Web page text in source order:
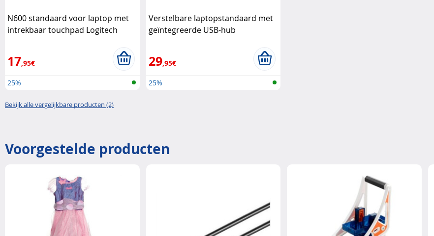
N600 standaard voor laptop met
intrekbaar touchpad Logitech
17,95€
25%
Verstelbare laptopstandaard met
geïntegreerde USB-hub
29,95€
25%
Bekijk alle vergelijkbare producten (2)
Voorgestelde producten